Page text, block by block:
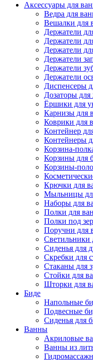
Аксессуары для
Ведра для
Вешалки для
Держатели
Держатели
Держатели
Держатели
Держатели
Держатели
Диспенсеры
Дозаторы
Ёршики для
Карнизы для
Коврики для
Контейнер
Контейнеры
Корзина-
Корзины для
Корзины-
Крючки для
Мыльницы
Наборы для
Полки для
Полки под
Поручни для
Светильники
Сиденья для
Скребки для
Стаканы для
Стойки для
Шторки для
Биде
Напольные
Подвесные
Сиденья для
Ванны
Акриловые
Ванны из